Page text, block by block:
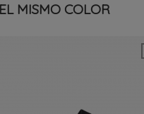
MISMO COLOR